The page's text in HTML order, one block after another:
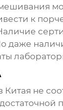
к
Китая не